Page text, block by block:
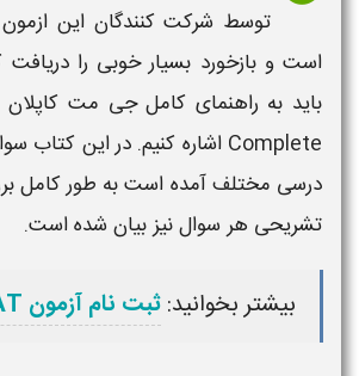
توسط شرکت کنندگان این ازمون
است و بازخورد بسیار خوبی را دریافت
باید به راهنمای کاملجی مت کاپلان
Complete اشاره کنیم. در این کتاب
درسی مختلف آمده است به طور کامل
تشریحی هر سوال نیز بیان شده است.
بیشتر بخوانید:ثبت نام آزمون GMAT